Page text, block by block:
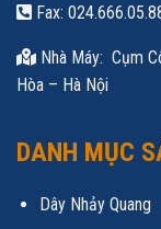
Fax:
Nhà Máy: Cụm
Hòa – Hà Nội
DANH MỤC
Dây Nhảy Quang